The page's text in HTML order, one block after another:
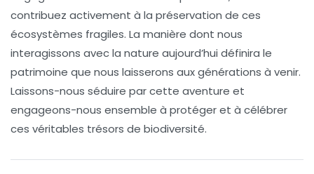
contribuez activement à la préservation de ces
écosystèmes fragiles. La manière dont nous
interagissons avec la nature aujourd’hui définira le
patrimoine que nous laisserons aux générations à venir.
Laissons-nous séduire par cette aventure et
engageons-nous ensemble à protéger et à célébrer
ces véritables trésors de biodiversité.